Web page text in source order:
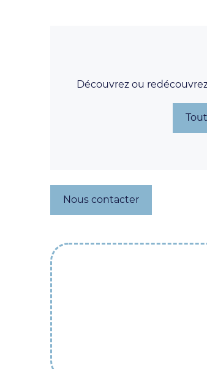
Découvrez ou
Nous contacter